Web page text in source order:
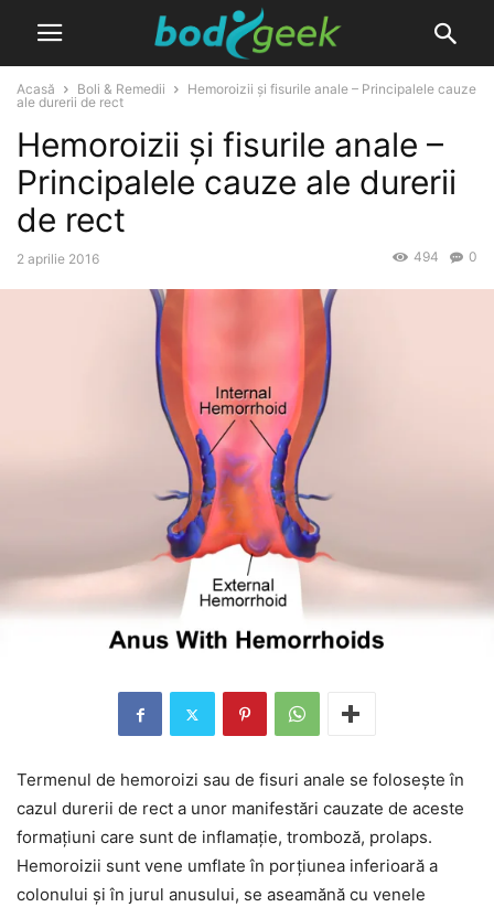
Acasă Boli & Remedii
Hemoroizii și fisurile anale – Principalele cauze
ale durerii de rect
Hemoroizii și fisurile anale –
Principalele cauze ale durerii
de rect
2 aprilie 2016 0
494
Termenul de hemoroizi sau de fisuri anale se folosește în
cazul durerii de rect a unor manifestări cauzate de aceste
formațiuni care sunt de inflamație, tromboză, prolaps.
Hemoroizii sunt vene umflate în porțiunea inferioară a
colonului și în jurul anusului, se aseamănă cu venele